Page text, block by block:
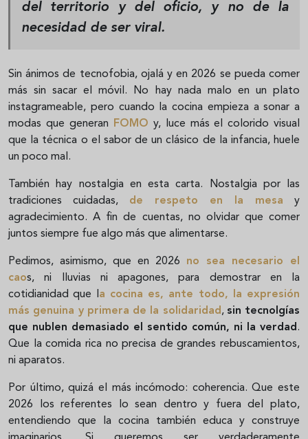
del territorio y del oficio, y no de la
necesidad de ser viral.
Sin ánimos de tecnofobia, ojalá y en 2026 se pueda comer
más sin sacar el móvil. No hay nada malo en un plato
instagrameable, pero cuando la cocina empieza a sonar a
modas que generan FOMO y, luce más el colorido visual
que la técnica o el sabor de un clásico de la infancia, huele
un poco mal.
También hay nostalgia en esta carta. Nostalgia por las
tradiciones cuidadas, de respeto en la mesa y
agradecimiento. A fin de cuentas, no olvidar que comer
juntos siempre fue algo más que alimentarse.
Pedimos, asimismo, que en 2026 no sea necesario el
caos, ni lluvias ni apagones, para demostrar en la
cotidianidad que la cocina es, ante todo, la expresión
más genuina y primera de la solidaridad, sin tecnolgías
que nublen demasiado el sentido común, ni la verdad.
Que la comida rica no precisa de grandes rebuscamientos,
ni aparatos.
Por último, quizá el más incómodo: coherencia. Que este
2026 los referentes lo sean dentro y fuera del plato,
entendiendo que la cocina también educa y construye